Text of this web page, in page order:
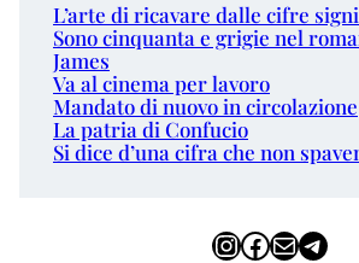
L’arte di ricavare dalle cifre
Sono cinquanta e grigie nel
James
Va al cinema per lavoro
Mandato di nuovo in circolazione
La patria di Confucio
Si dice d’una cifra che non
InstagramFacebook Email Telegram